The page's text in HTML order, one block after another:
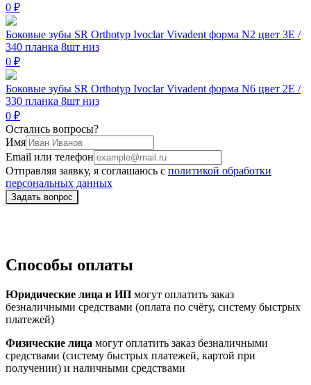
0 ₽
Боковые зубы SR Orthotyp Ivoclar Vivadent форма N2 цвет 3E /
340 планка 8шт низ
0 ₽
Боковые зубы SR Orthotyp Ivoclar Vivadent форма N6 цвет 2E /
330 планка 8шт низ
0 ₽
Остались вопросы?
Имя
Email или телефон
Отправляя заявку, я соглашаюсь с политикой обработки
персональных данных
Способы оплаты
Юридические лица и ИП могут оплатить заказ
безналичными средствами (оплата по счёту, систему быстрых
платежей)
Физические лица могут оплатить заказ безналичными
средствами (систему быстрых платежей, картой при
получении) и наличными средствами